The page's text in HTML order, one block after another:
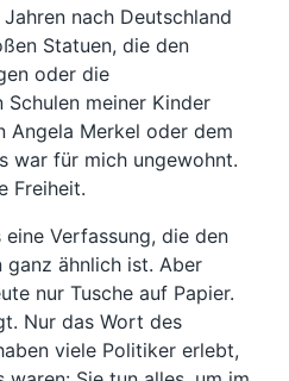
nach Deutschland
Statuen, die den
oder die
Schulen meiner Kinder
Angela Merkel oder dem
war für mich ungewohnt.
Freiheit.
Verfassung, die den
ganz ähnlich ist. Aber
nur Tusche auf Papier.
Nur das Wort des
viele Politiker erlebt,